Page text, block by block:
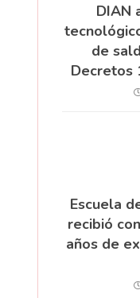
DIAN
de
Decretos
Escuela
recibió
años de